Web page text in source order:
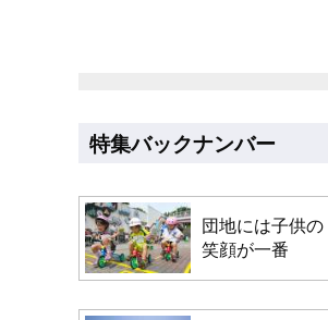
特集バックナンバー
団地には子供の
笑顔が一番